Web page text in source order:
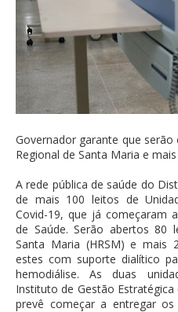
Governador garante que
Regional de Santa Maria e
A rede pública de saúde do
de mais 100 leitos de
Covid-19, que já começaram
de Saúde. Serão abertos 80
Santa Maria (HRSM) e mais
estes com suporte dialítico
hemodiálise. As duas
Instituto de Gestão
prevê começar a entregar